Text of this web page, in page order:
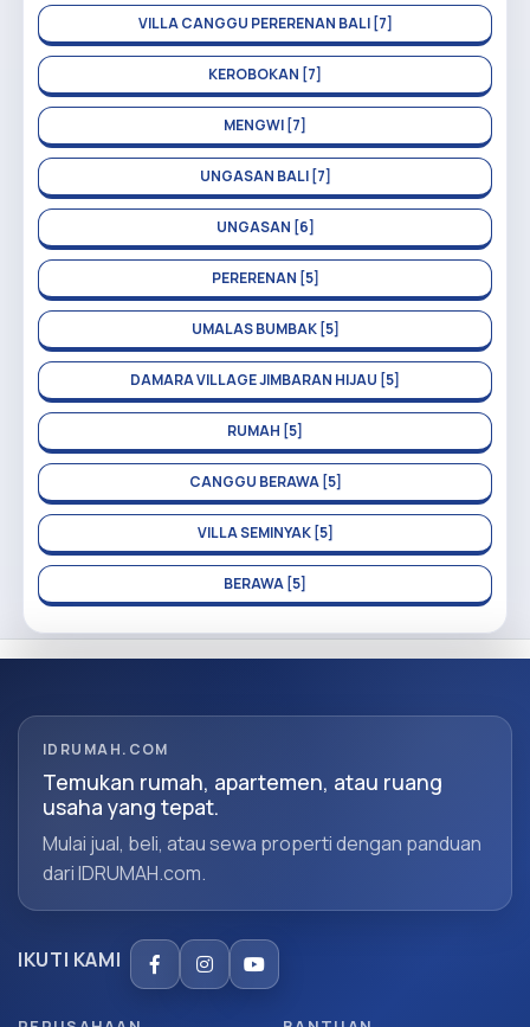
VILLA CANGGU PERERENAN BALI [7]
KEROBOKAN [7]
MENGWI [7]
UNGASAN BALI [7]
UNGASAN [6]
PERERENAN [5]
UMALAS BUMBAK [5]
DAMARA VILLAGE JIMBARAN HIJAU [5]
RUMAH [5]
CANGGU BERAWA [5]
VILLA SEMINYAK [5]
BERAWA [5]
IDRUMAH.COM
Temukan rumah, apartemen, atau ruang
usaha yang tepat.
Mulai jual, beli, atau sewa properti dengan panduan
dari IDRUMAH.com.
IKUTI KAMI